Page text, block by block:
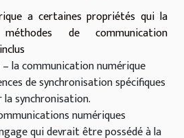
a certaines propriétés qui la
de communication
la communication numérique
de synchronisation spécifiques
synchronisation.
numériques
qui devrait être possédé à la